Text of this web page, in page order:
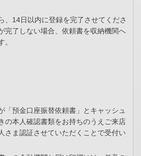
、14日以内に登録を完了させてくださ
完了しない場合、依頼書を収納機関へ
。
「預金口座振替依頼書」とキャッシュ
の本人確認書類をお持ちのうえご来店
さま認証させていただくことで受付い